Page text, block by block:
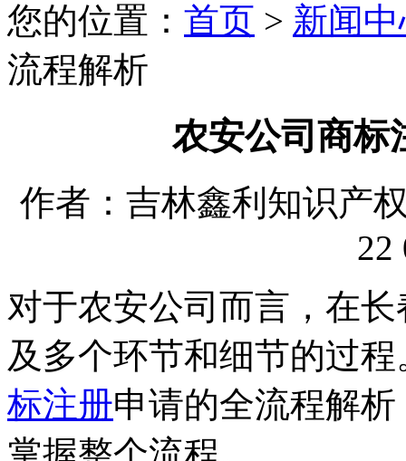
您的位置： 首页 > 新闻
流程解析
农安公司商标
作者：吉林鑫利知识产
22
对于农安公司而言，在
及多个环节和细节的过
标注册申请的全流程解
掌握整个流程。